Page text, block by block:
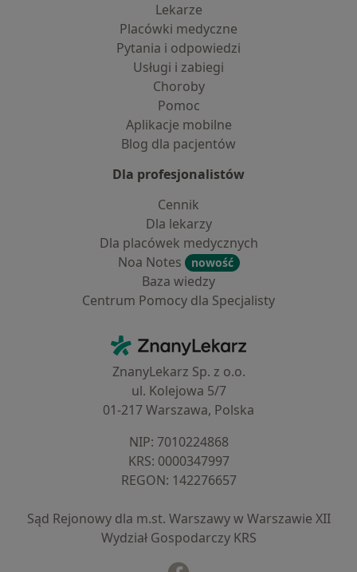
Lekarze
Placówki medyczne
Pytania i odpowiedzi
Usługi i zabiegi
Choroby
Pomoc
Aplikacje mobilne
Blog dla pacjentów
Dla profesjonalistów
Cennik
Dla lekarzy
Dla placówek medycznych
Noa Notes
nowość
Baza wiedzy
Centrum Pomocy dla Specjalisty
ZnanyLekarz - Strona główna
ZnanyLekarz Sp. z o.o.
ul. Kolejowa 5/7
01-217 Warszawa, Polska
NIP: ⁠7010224868
KRS: ⁠0000347997
REGON: ⁠142276657
Sąd Rejonowy dla m.st. Warszawy w Warszawie XII
Wydział Gospodarczy KRS